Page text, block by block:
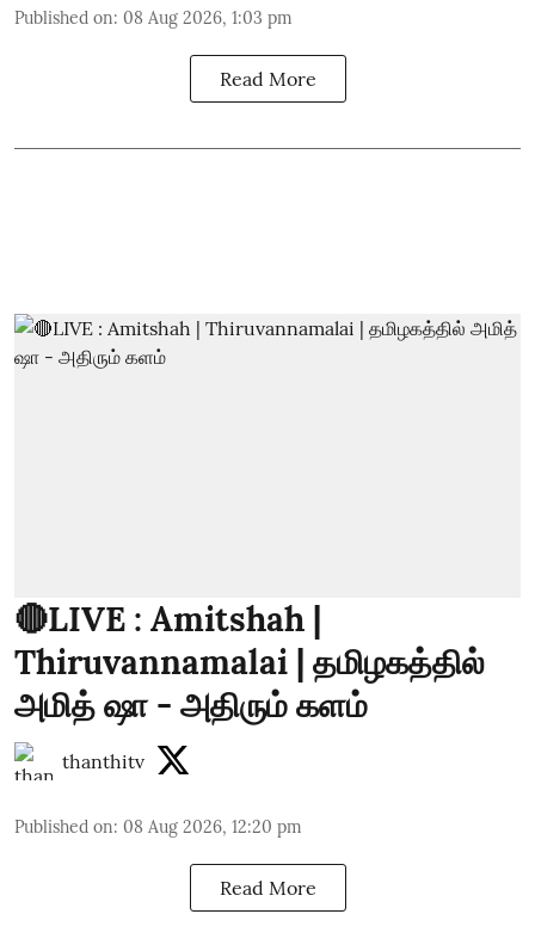
Published on: 08 Aug 2026, 1:03 pm
Read More
🔴LIVE : Amitshah |
Thiruvannamalai | தமிழகத்தில்
அமித் ஷா - அதிரும் களம்
thanthitv
Published on: 08 Aug 2026, 12:20 pm
Read More